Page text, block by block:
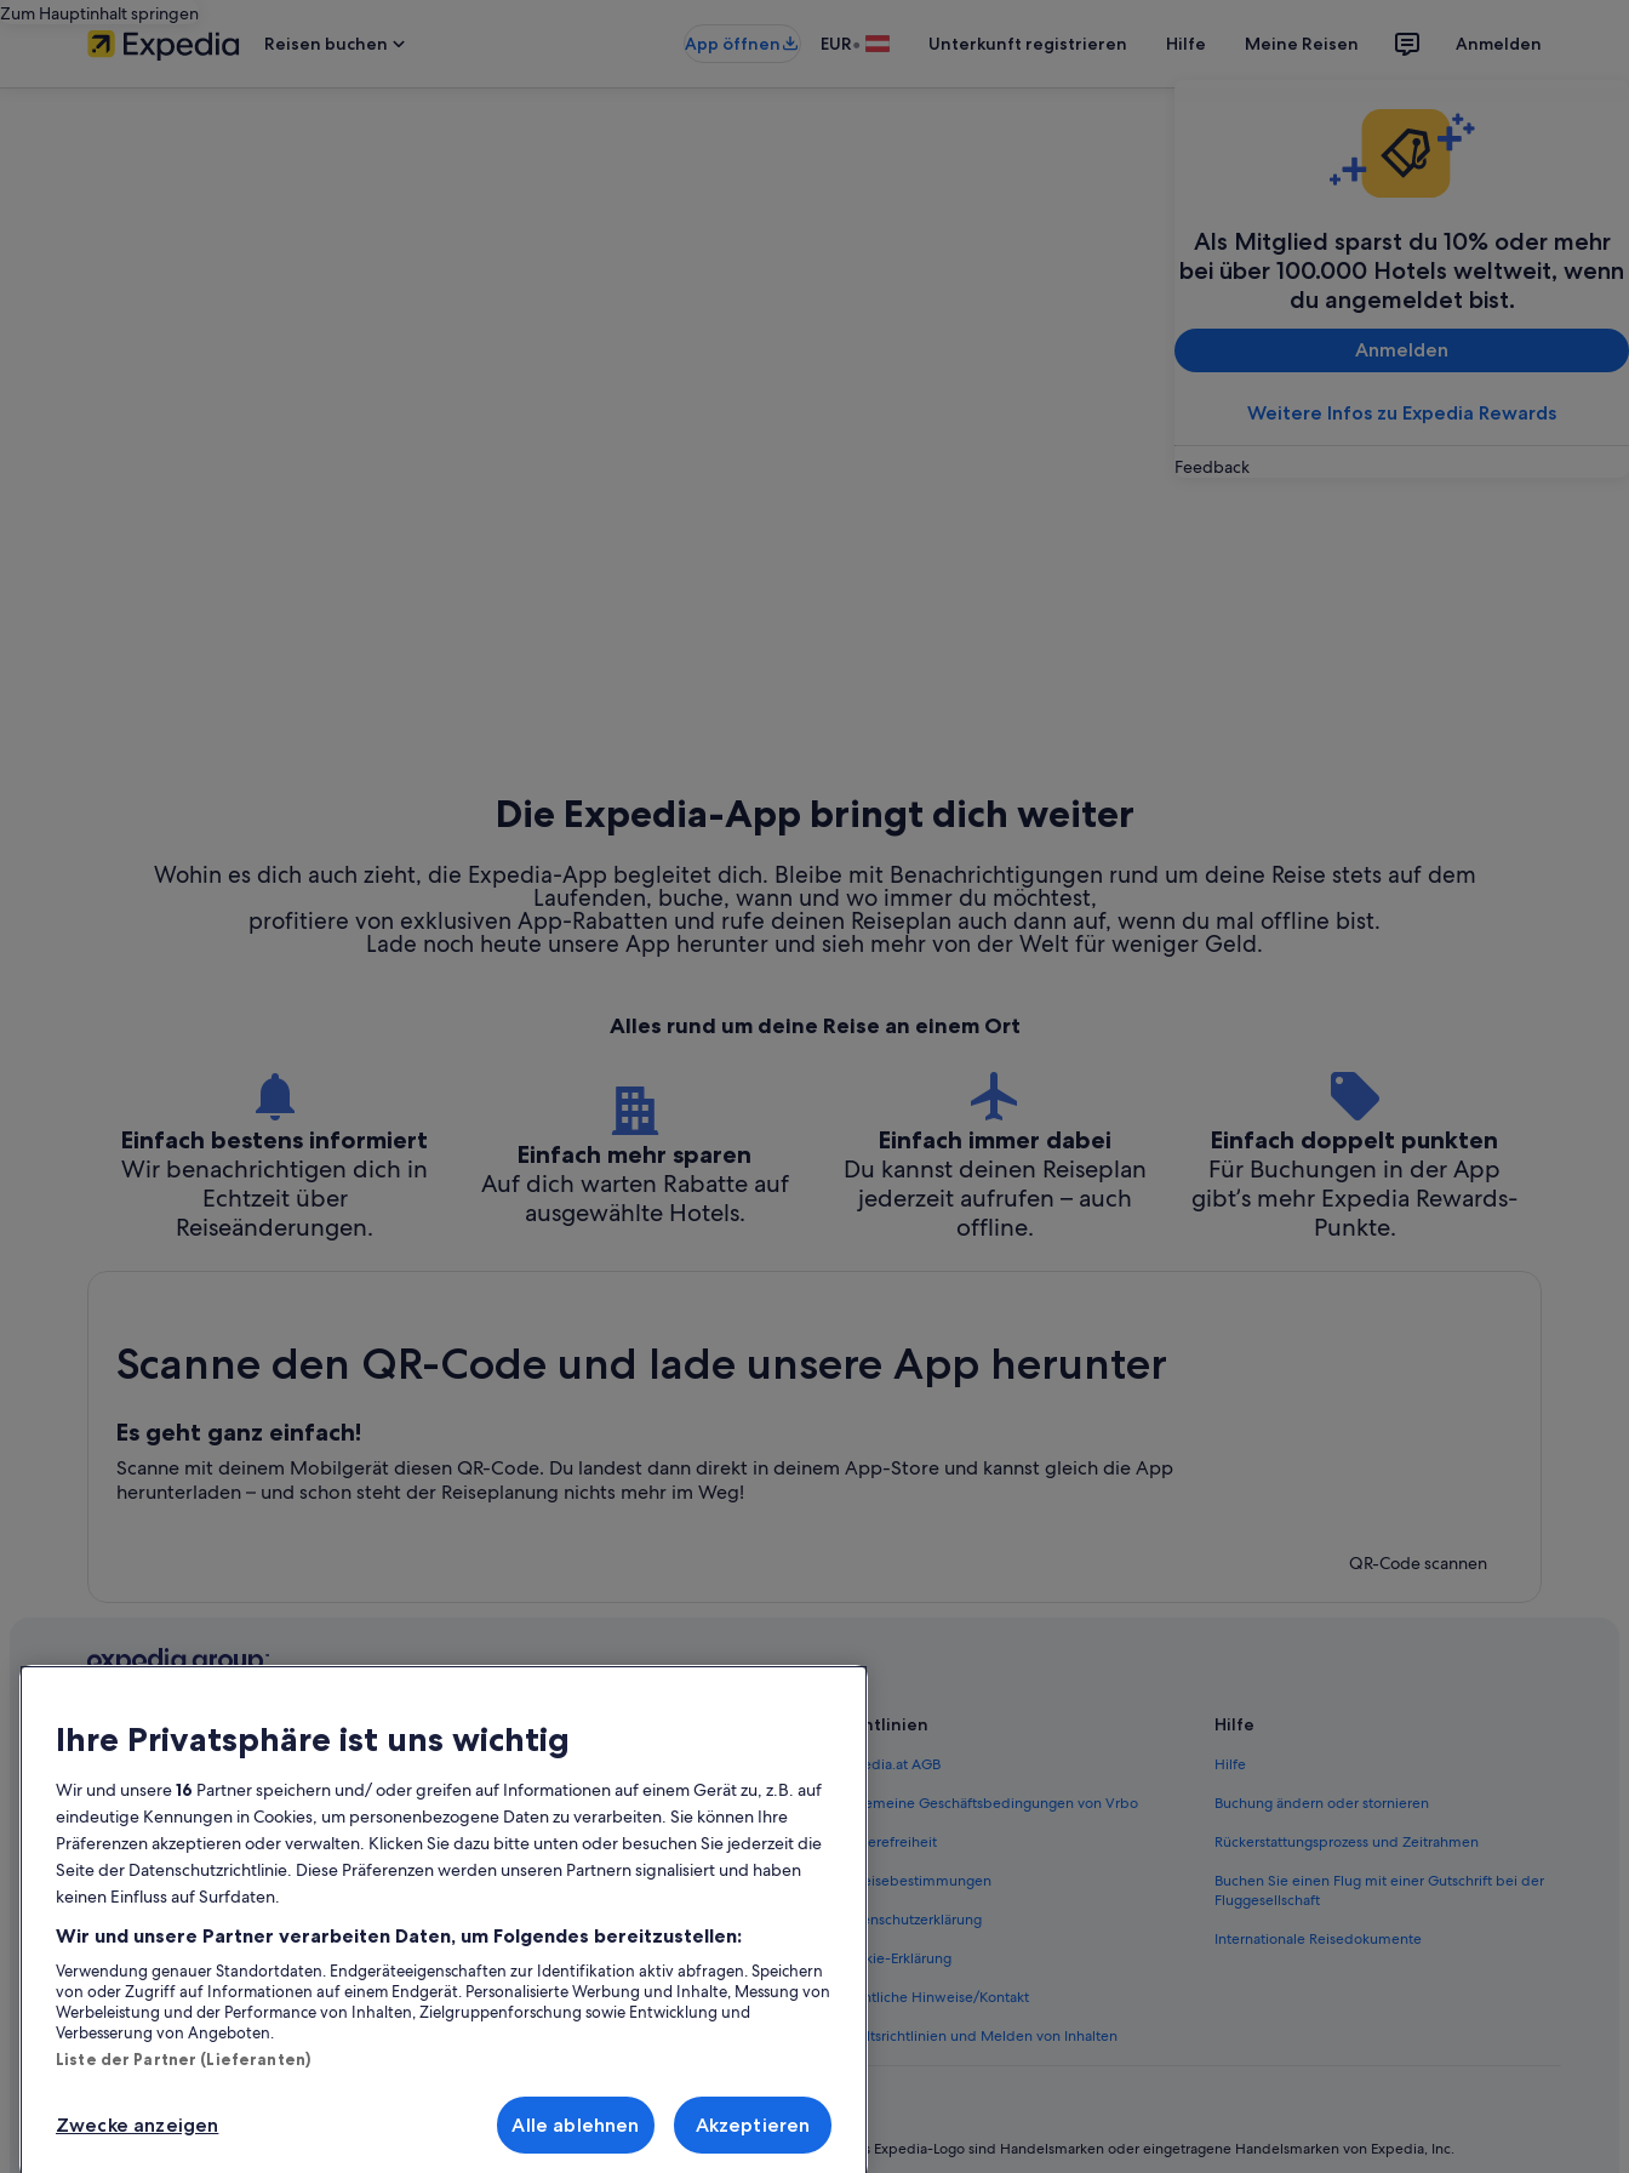
Zum Hauptinhalt springen
Reisen buchen
App öffnen EUR• Unterkunft registrieren Hilfe Meine Reisen Anmelden
Als Mitglied sparst du 10% oder mehr
bei über 100.000 Hotels weltweit, wenn
du angemeldet bist.
Anmelden
Weitere Infos zu Expedia Rewards
Feedback
Die Expedia-App bringt dich weiter
Wohin es dich auch zieht, die Expedia-App begleitet dich. Bleibe mit Benachrichtigungen rund um deine Reise stets auf dem
Laufenden, buche, wann und wo immer du möchtest,
profitiere von exklusiven App-Rabatten und rufe deinen Reiseplan auch dann auf, wenn du mal offline bist.
Lade noch heute unsere App herunter und sieh mehr von der Welt für weniger Geld.
Alles rund um deine Reise an einem Ort
Einfach bestens informiert
Wir benachrichtigen dich in
Echtzeit über
Reiseänderungen.
Einfach mehr sparen
Auf dich warten Rabatte auf
ausgewählte Hotels.
Einfach immer dabei
Du kannst deinen Reiseplan
jederzeit aufrufen – auch
offline.
Einfach doppelt punkten
Für Buchungen in der App
gibt’s mehr Expedia Rewards-
Punkte.
Scanne den QR-Code und lade unsere App herunter
Es geht ganz einfach!
Scanne mit deinem Mobilgerät diesen QR-Code. Du landest dann direkt in deinem App-Store und kannst gleich die App
herunterladen – und schon steht der Reiseplanung nichts mehr im Weg!
QR-Code scannen
Unternehmen
Unterkunft registrieren
Partnerschaften
Erkunden
Reiseführer Österreich
Ferienwohnungen Österreich
Städtereisen Österreich
Alle Unterkunftsarten
Richtlinien
Expedia.at AGB
Allgemeine Geschäftsbedingungen von Vrbo
Barrierefreiheit
Einreisebestimmungen
Datenschutzerklärung
Cookie-Erklärung
Rechtliche Hinweise/Kontakt
Inhaltsrichtlinien und Melden von Inhalten
Hilfe
Hilfe
Buchung ändern oder stornieren
Rückerstattungsprozess und Zeitrahmen
Buchen Sie einen Flug mit einer Gutschrift bei der
Fluggesellschaft
Internationale Reisedokumente
© 2026 Expedia, Inc., ein Unternehmen der Expedia Group. Alle Rechte vorbehalten. Expedia und das Expedia-Logo sind Handelsmarken oder eingetragene Handelsmarken von Expedia, Inc.
Ihre Privatsphäre ist uns wichtig
Wir und unsere16 Partner speichern und/ oder greifen auf Informationen auf einem Gerät zu, z.B. auf
eindeutige Kennungen in Cookies, um personenbezogene Daten zu verarbeiten. Sie können Ihre
Präferenzen akzeptieren oder verwalten. Klicken Sie dazu bitte unten oder besuchen Sie jederzeit die
Seite der Datenschutzrichtlinie. Diese Präferenzen werden unseren Partnern signalisiert und haben
keinen Einfluss auf Surfdaten.
Wir und unsere Partner verarbeiten Daten, um Folgendes bereitzustellen:
Verwendung genauer Standortdaten. Endgeräteeigenschaften zur Identifikation aktiv abfragen. Speichern
von oder Zugriff auf Informationen auf einem Endgerät. Personalisierte Werbung und Inhalte, Messung von
Werbeleistung und der Performance von Inhalten, Zielgruppenforschung sowie Entwicklung und
Verbesserung von Angeboten.
Liste der Partner (Lieferanten)
Zwecke anzeigen Alle ablehnen Akzeptieren